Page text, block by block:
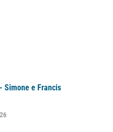
Simone e Francis